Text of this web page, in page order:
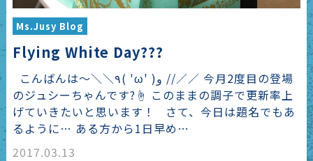
Ms.Jusy Blog
Flying White Day???
こんばんは〜＼＼٩( 'ω' )و //／／ 今月2度目の登場
のジュシーちゃんです?☝️ このままの調子で更新率上
げていきたいと思います！ さて、今日は題名でもあ
るように… ある方から1日早め…
2017.03.13